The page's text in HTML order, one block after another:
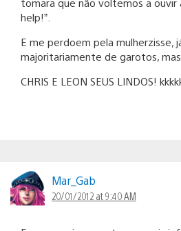
help!”.
E me perdoem pela mulherzisse,
majoritariamente de garotos,
CHRIS E LEON SEUS LINDOS!
Mar_Gab
20/01/2012 at 9:40 AM